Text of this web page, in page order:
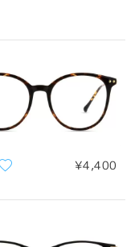
ひし形の顔 卵型の顔
場合があります。
¥4,400